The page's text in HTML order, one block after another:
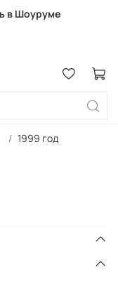
в Шоуруме
1999 год